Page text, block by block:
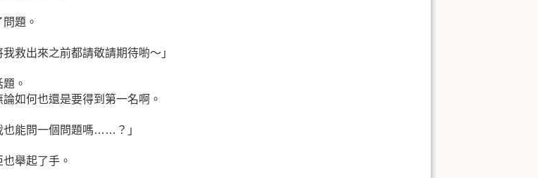
題。
我救出來之前都請敬請期待喲～」
。
如何也還是要得到第一名啊。
也能問一個問題嗎……？」
舉起了手。